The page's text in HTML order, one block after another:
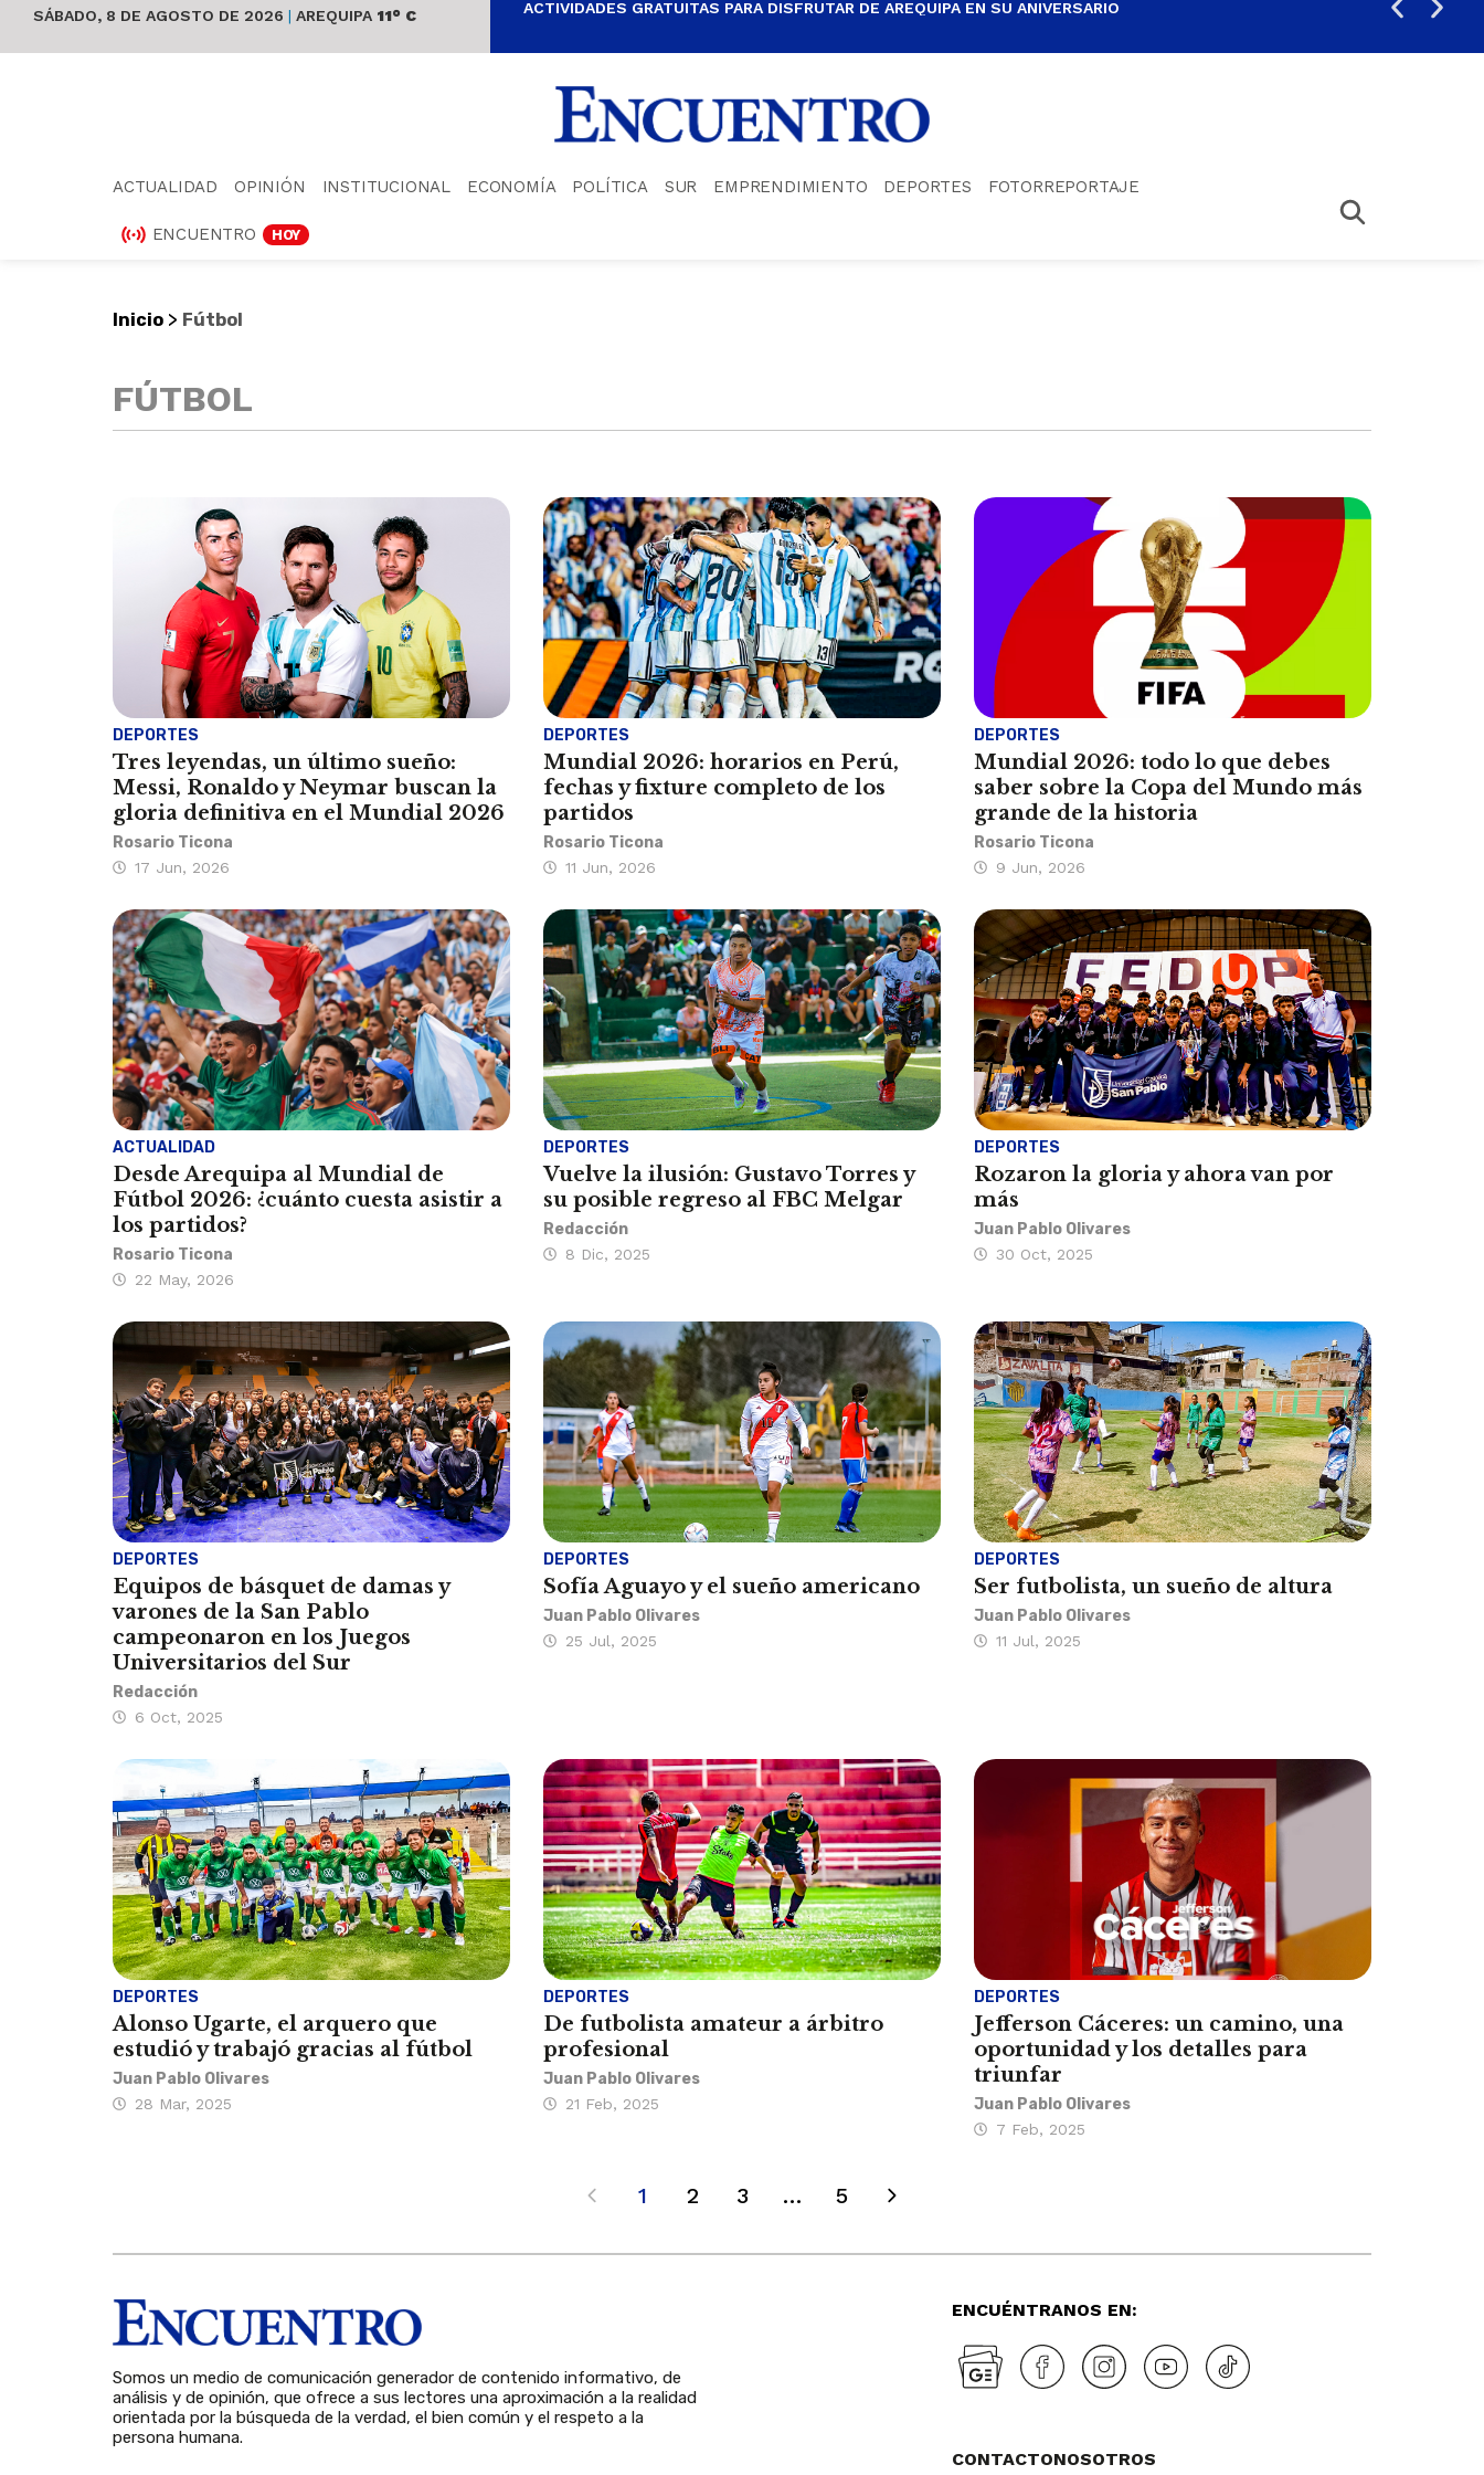
SÁBADO, 8 DE AGOSTO DE 2026 | AREQUIPA 11° C ACTIVIDADES GRATUITAS PARA DISFRUTAR DE AREQUIPA EN SU ANIVERSARIO
ACTUALIDAD OPINIÓN INSTITUCIONAL ECONOMÍA POLÍTICA SUR EMPRENDIMIENTO DEPORTES FOTORREPORTAJE
ENCUENTRO HOY
Inicio > Fútbol
FÚTBOL
DEPORTES
Tres leyendas, un último sueño:
Messi, Ronaldo y Neymar buscan la
gloria definitiva en el Mundial 2026
Rosario Ticona
17 Jun, 2026
DEPORTES
Mundial 2026: horarios en Perú,
fechas y fixture completo de los
partidos
Rosario Ticona
11 Jun, 2026
DEPORTES
Mundial 2026: todo lo que debes
saber sobre la Copa del Mundo más
grande de la historia
Rosario Ticona
9 Jun, 2026
ACTUALIDAD
Desde Arequipa al Mundial de
Fútbol 2026: ¿cuánto cuesta asistir a
los partidos?
Rosario Ticona
22 May, 2026
DEPORTES
Vuelve la ilusión: Gustavo Torres y
su posible regreso al FBC Melgar
Redacción
8 Dic, 2025
DEPORTES
Rozaron la gloria y ahora van por
más
Juan Pablo Olivares
30 Oct, 2025
DEPORTES
Equipos de básquet de damas y
varones de la San Pablo
campeonaron en los Juegos
Universitarios del Sur
Redacción
6 Oct, 2025
DEPORTES
Sofía Aguayo y el sueño americano
Juan Pablo Olivares
25 Jul, 2025
DEPORTES
Ser futbolista, un sueño de altura
Juan Pablo Olivares
11 Jul, 2025
DEPORTES
Alonso Ugarte, el arquero que
estudió y trabajó gracias al fútbol
Juan Pablo Olivares
28 Mar, 2025
DEPORTES
De futbolista amateur a árbitro
profesional
Juan Pablo Olivares
21 Feb, 2025
DEPORTES
Jefferson Cáceres: un camino, una
oportunidad y los detalles para
triunfar
Juan Pablo Olivares
7 Feb, 2025
1 2 3 … 5
Somos un medio de comunicación generador de contenido informativo, de
análisis y de opinión, que ofrece a sus lectores una aproximación a la realidad
orientada por la búsqueda de la verdad, el bien común y el respeto a la
persona humana.
ENCUÉNTRANOS EN:
CONTACTONOSOTROS